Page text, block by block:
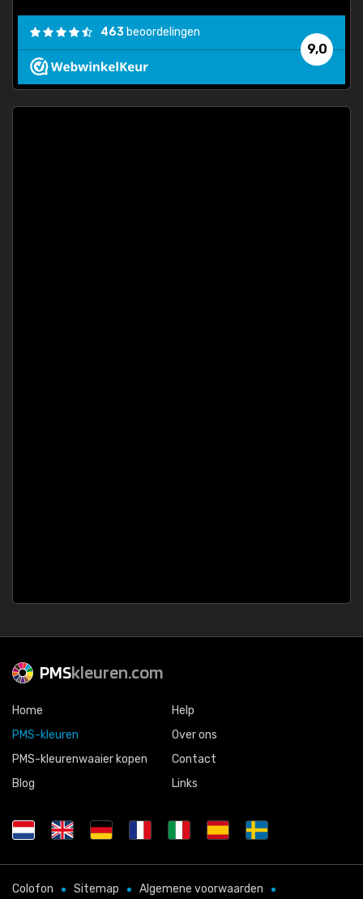
9,0
463 beoordelingen
PMSkleuren.com
Home
PMS-kleuren
PMS-kleurenwaaier kopen
Blog
Help
Over ons
Contact
Links
Colofon Sitemap Algemene voorwaarden